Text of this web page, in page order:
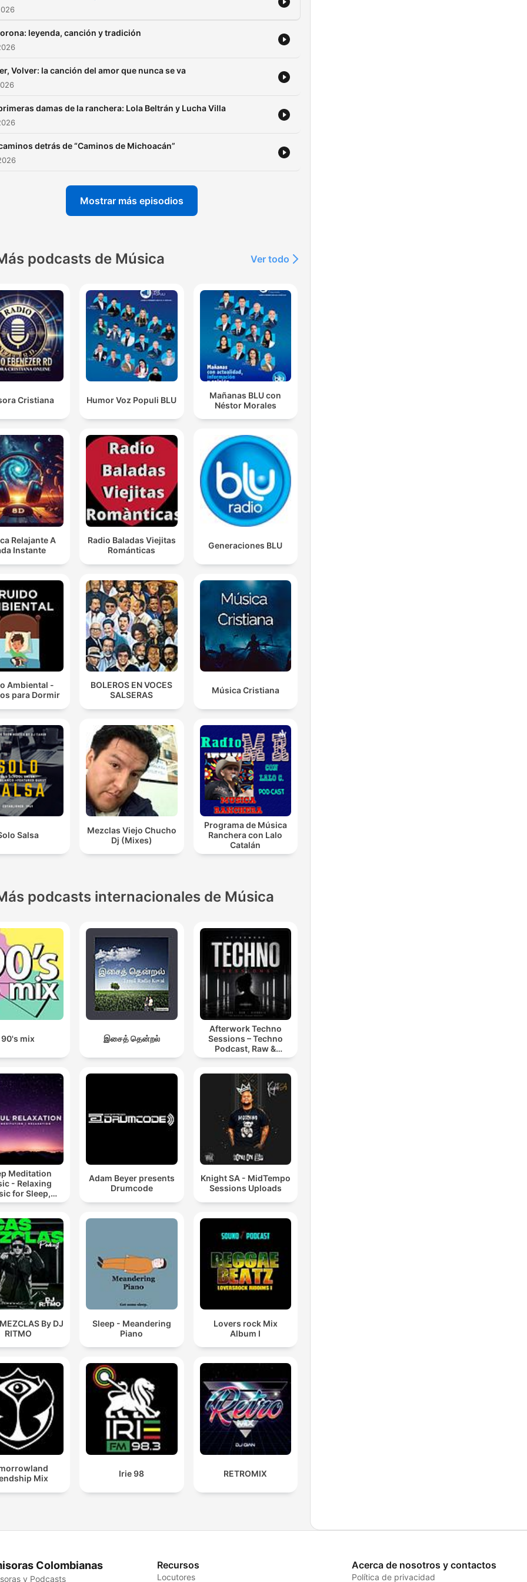
leyenda, canción y tradición
Volver: la canción del amor que nunca se va
damas de la ranchera: Lola Beltrán y Lucha Villa
detrás de “Caminos de Michoacán”
Mostrar más episodios
podcasts de Música Ver todo
Cristiana Humor Voz Populi BLU
Mañanas BLU con
Néstor Morales
Relajante A
Instante
Radio Baladas Viejitas
Románticas
Generaciones BLU
Ambiental -
para Dormir
BOLEROS EN VOCES
SALSERAS
Música Cristiana
Salsa
Mezclas Viejo Chucho
Dj (Mixes)
Programa de Música
Ranchera con Lalo
Catalán
podcasts internacionales de Música
90's mix இசைத் தென்றல்
Afterwork Techno
Sessions – Techno
Podcast, Raw &
Hypnotic Techno
Meditation
- Relaxing
for Sleep,
&
Adam Beyer presents
Drumcode
Knight SA - MidTempo
Sessions Uploads
By DJ
RITMO
Sleep - Meandering
Piano
Lovers rock Mix
Album I
Mix
Irie 98 RETROMIX
Colombianas
y Podcasts
Recursos
Locutores
Acerca de nosotros y contactos
Política de privacidad